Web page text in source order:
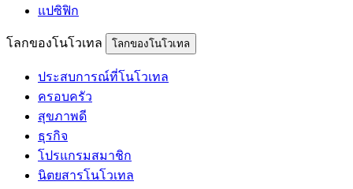
แปซิฟิก
โลกของโนโวเทล โลกของโนโวเทล
ประสบการณ์ที่โนโวเทล
ครอบครัว
สุขภาพดี
ธุรกิจ
โปรแกรมสมาชิก
นิตยสารโนโวเทล